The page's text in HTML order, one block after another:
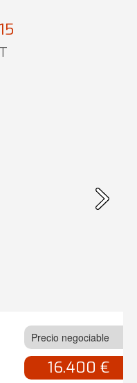
Precio negociable
16.400 €